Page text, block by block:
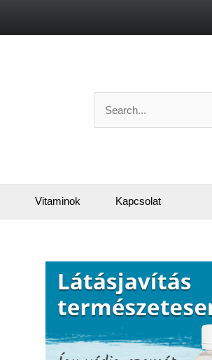
for:
Vitaminok Kapcsolat